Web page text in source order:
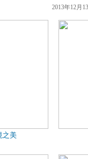
2013年12月
美